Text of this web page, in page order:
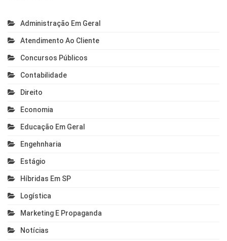
Administração Em Geral
Atendimento Ao Cliente
Concursos Públicos
Contabilidade
Direito
Economia
Educação Em Geral
Engehnharia
Estágio
Híbridas Em SP
Logística
Marketing E Propaganda
Notícias